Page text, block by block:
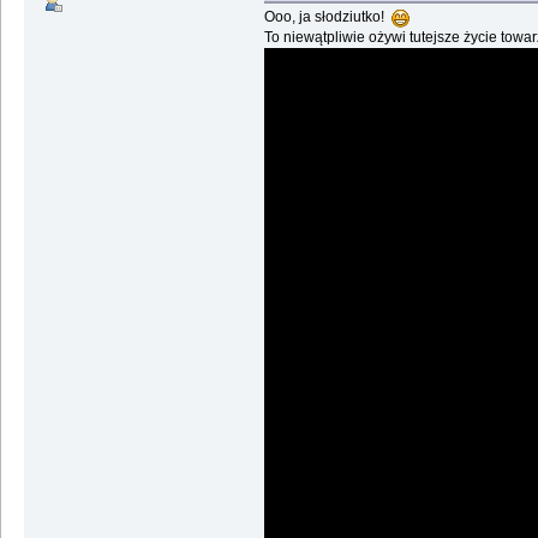
Ooo, ja słodziutko!
To niewątpliwie ożywi tutejsze życie